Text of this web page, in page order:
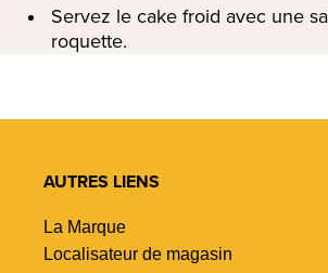
Servez le cake froid avec une
roquette.
AUTRES LIENS
La Marque
Localisateur de magasin